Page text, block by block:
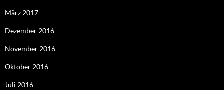
März 2017
Dezember 2016
November 2016
Oktober 2016
Juli 2016